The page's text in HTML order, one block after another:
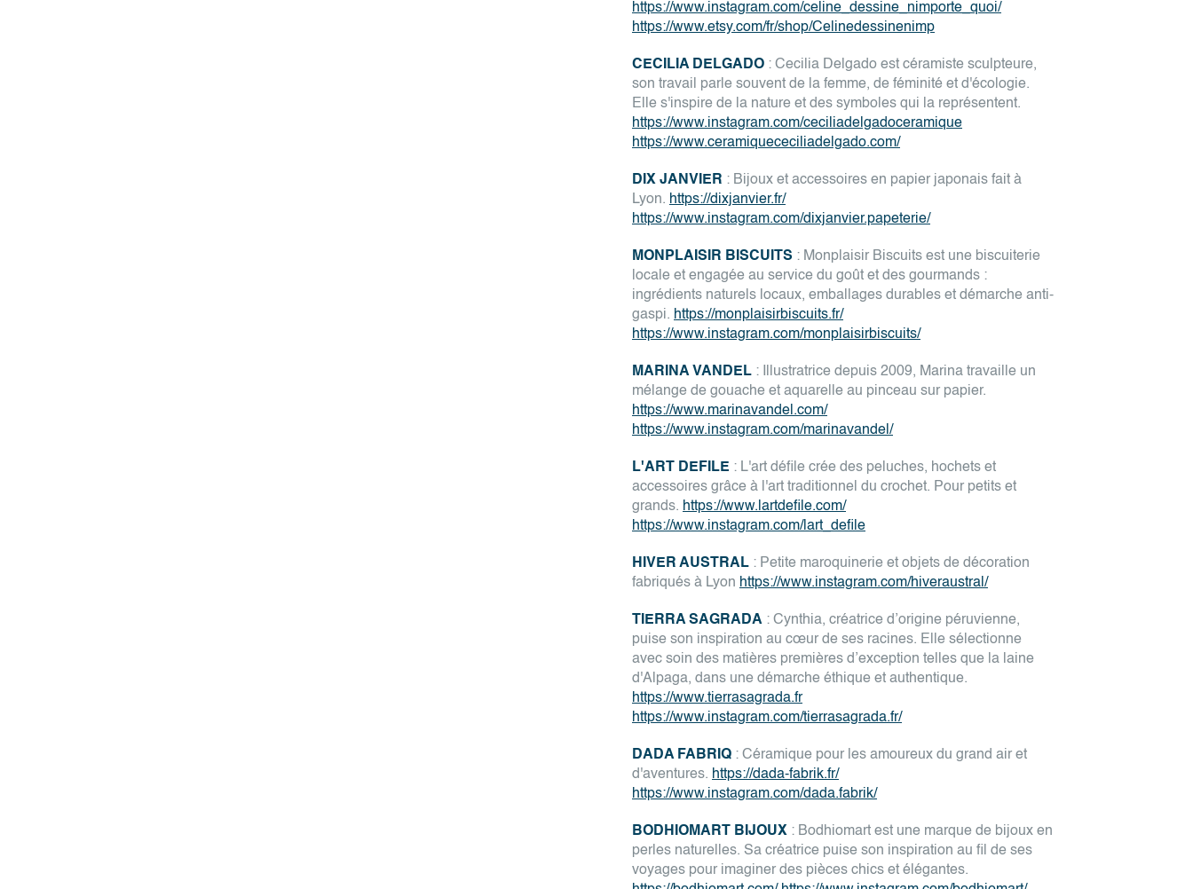
https://www.instagram.com/celine_dessine_nimporte_quoi/
https://www.etsy.com/fr/shop/Celinedessinenimp
CECILIA DELGADO : Cecilia Delgado est céramiste sculpteure,
son travail parle souvent de la femme, de féminité et d'écologie.
Elle s'inspire de la nature et des symboles qui la représentent.
https://www.instagram.com/ceciliadelgadoceramique
https://www.ceramiquececiliadelgado.com/
DIX JANVIER : Bijoux et accessoires en papier japonais fait à
Lyon. https://dixjanvier.fr/
https://www.instagram.com/dixjanvier.papeterie/
MONPLAISIR BISCUITS : Monplaisir Biscuits est une biscuiterie
locale et engagée au service du goût et des gourmands :
ingrédients naturels locaux, emballages durables et démarche anti-
gaspi. https://monplaisirbiscuits.fr/
https://www.instagram.com/monplaisirbiscuits/
MARINA VANDEL : Illustratrice depuis 2009, Marina travaille un
mélange de gouache et aquarelle au pinceau sur papier.
https://www.marinavandel.com/
https://www.instagram.com/marinavandel/
L'ART DEFILE : L'art défile crée des peluches, hochets et
accessoires grâce à l'art traditionnel du crochet. Pour petits et
grands. https://www.lartdefile.com/
https://www.instagram.com/lart_defile
HIVER AUSTRAL : Petite maroquinerie et objets de décoration
fabriqués à Lyon https://www.instagram.com/hiveraustral/
TIERRA SAGRADA : Cynthia, créatrice d’origine péruvienne,
puise son inspiration au cœur de ses racines. Elle sélectionne
avec soin des matières premières d’exception telles que la laine
d'Alpaga, dans une démarche éthique et authentique.
https://www.tierrasagrada.fr
https://www.instagram.com/tierrasagrada.fr/
DADA FABRIQ : Céramique pour les amoureux du grand air et
d'aventures. https://dada-fabrik.fr/
https://www.instagram.com/dada.fabrik/
BODHIOMART BIJOUX : Bodhiomart est une marque de bijoux en
perles naturelles. Sa créatrice puise son inspiration au fil de ses
voyages pour imaginer des pièces chics et élégantes.